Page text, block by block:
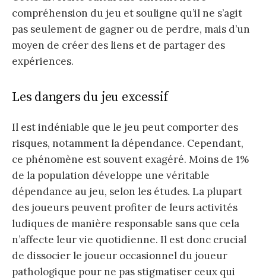
compréhension du jeu et souligne qu’il ne s’agit
pas seulement de gagner ou de perdre, mais d’un
moyen de créer des liens et de partager des
expériences.
Les dangers du jeu excessif
Il est indéniable que le jeu peut comporter des
risques, notamment la dépendance. Cependant,
ce phénomène est souvent exagéré. Moins de 1%
de la population développe une véritable
dépendance au jeu, selon les études. La plupart
des joueurs peuvent profiter de leurs activités
ludiques de manière responsable sans que cela
n’affecte leur vie quotidienne. Il est donc crucial
de dissocier le joueur occasionnel du joueur
pathologique pour ne pas stigmatiser ceux qui